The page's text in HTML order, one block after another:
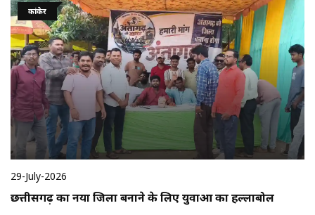
कांकेर
29-July-2026
छत्तीसगढ़ का नया जिला बनाने के लिए युवाओं का हल्लाबोल